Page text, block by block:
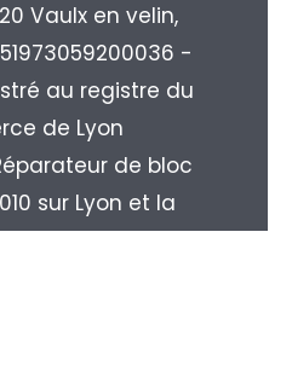
Vaulx en velin,
-
au registre du
de Lyon
de bloc
sur Lyon et la
alpes. Livraison